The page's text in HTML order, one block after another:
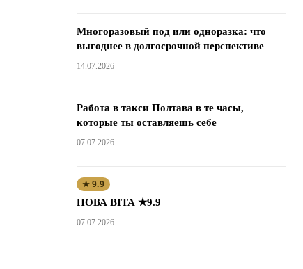
Многоразовый под или одноразка: что
выгоднее в долгосрочной перспективе
14.07.2026
Работа в такси Полтава в те часы,
которые ты оставляешь себе
07.07.2026
★ 9.9
НОВА ВІТА ★9.9
07.07.2026